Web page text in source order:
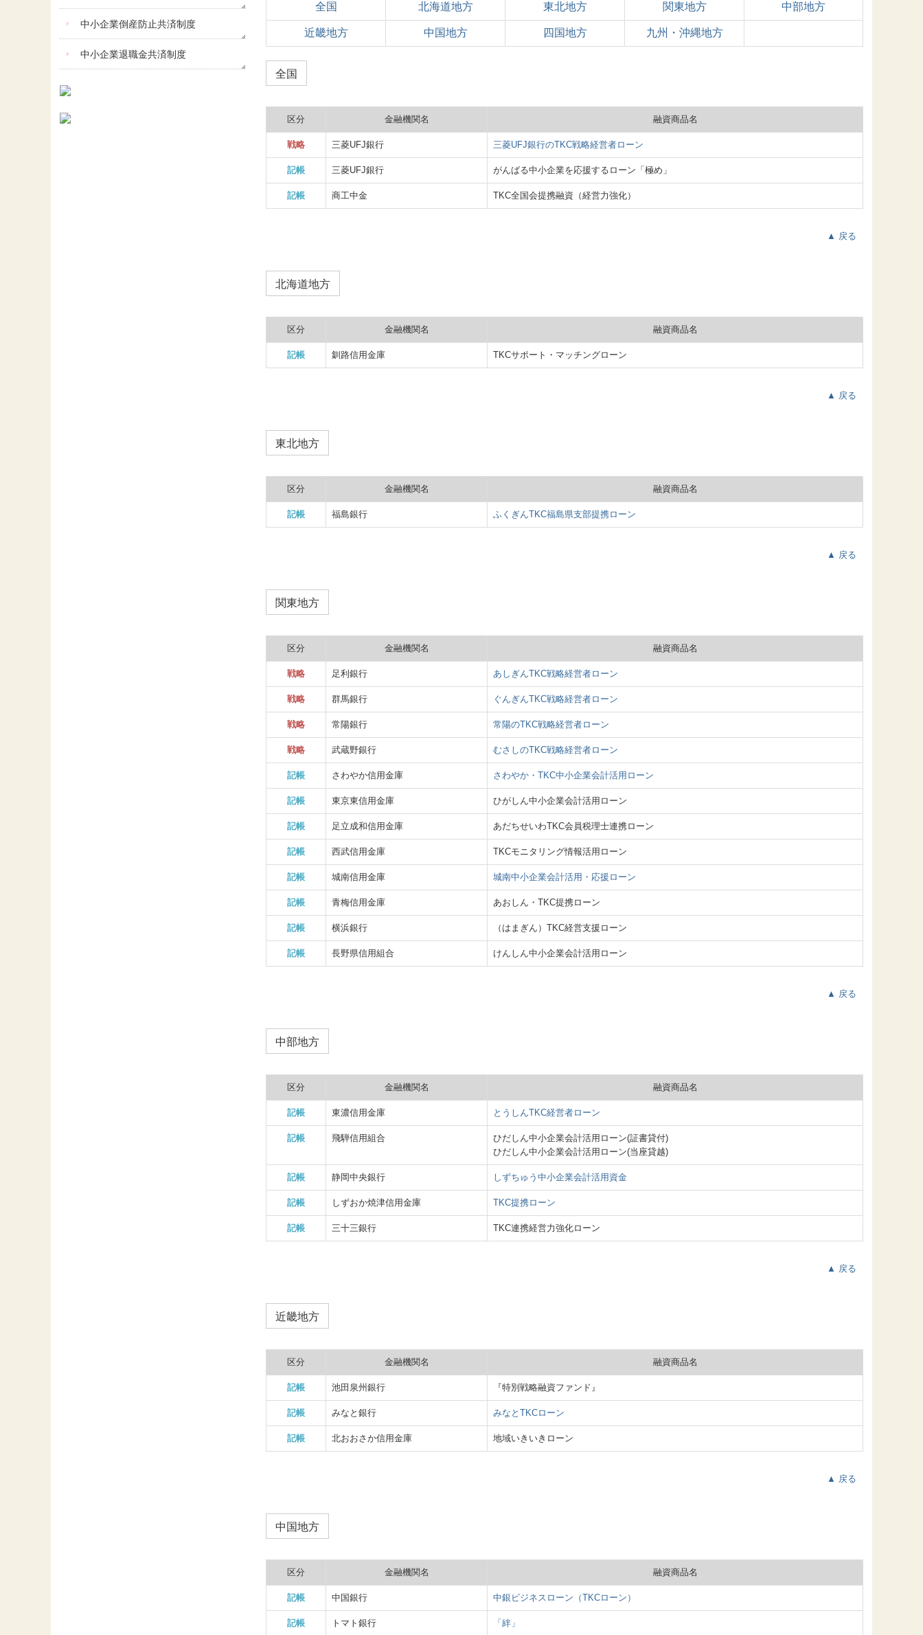
中小企業倒産防止共済制度
中小企業退職金共済制度
全国 北海道地方 東北地方 関東地方 中部地方
近畿地方 中国地方 四国地方 九州・沖縄地方
全国
区分 金融機関名 融資商品名
戦略 三菱UFJ銀行 三菱UFJ銀行のTKC戦略経営者ローン
記帳 三菱UFJ銀行 がんばる中小企業を応援するローン「極め」
記帳 商工中金 TKC全国会提携融資（経営力強化）
▲ 戻る
北海道地方
区分 金融機関名 融資商品名
記帳 釧路信用金庫 TKCサポート・マッチングローン
▲ 戻る
東北地方
区分 金融機関名 融資商品名
記帳 福島銀行 ふくぎんTKC福島県支部提携ローン
▲ 戻る
関東地方
区分 金融機関名 融資商品名
戦略 足利銀行 あしぎんTKC戦略経営者ローン
戦略 群馬銀行 ぐんぎんTKC戦略経営者ローン
戦略 常陽銀行 常陽のTKC戦略経営者ローン
戦略 武蔵野銀行 むさしのTKC戦略経営者ローン
記帳 さわやか信用金庫 さわやか・TKC中小企業会計活用ローン
記帳 東京東信用金庫 ひがしん中小企業会計活用ローン
記帳 足立成和信用金庫 あだちせいわTKC会員税理士連携ローン
記帳 西武信用金庫 TKCモニタリング情報活用ローン
記帳 城南信用金庫 城南中小企業会計活用・応援ローン
記帳 青梅信用金庫 あおしん・TKC提携ローン
記帳 横浜銀行 （はまぎん）TKC経営支援ローン
記帳 長野県信用組合 けんしん中小企業会計活用ローン
▲ 戻る
中部地方
区分 金融機関名 融資商品名
記帳 東濃信用金庫 とうしんTKC経営者ローン
記帳 飛騨信用組合
ひだしん中小企業会計活用ローン(証書貸付)
ひだしん中小企業会計活用ローン(当座貸越)
記帳 静岡中央銀行 しずちゅう中小企業会計活用資金
記帳 しずおか焼津信用金庫 TKC提携ローン
記帳 三十三銀行 TKC連携経営力強化ローン
▲ 戻る
近畿地方
区分 金融機関名 融資商品名
記帳 池田泉州銀行 『特別戦略融資ファンド』
記帳 みなと銀行 みなとTKCローン
記帳 北おおさか信用金庫 地域いきいきローン
▲ 戻る
中国地方
区分 金融機関名 融資商品名
記帳 中国銀行 中銀ビジネスローン（TKCローン）
記帳 トマト銀行 「絆」